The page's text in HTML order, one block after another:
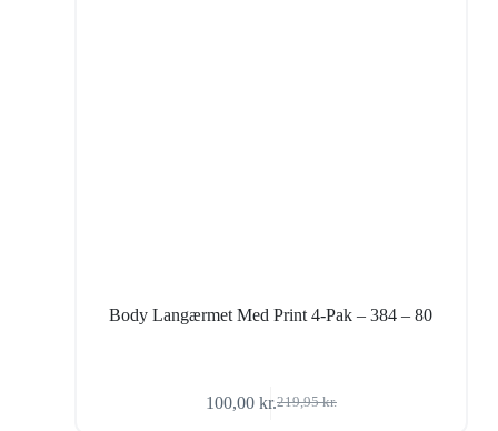
Body Langærmet Med Print 4-Pak – 384 – 80
219,95kr.
Den
100,00 kr.Den